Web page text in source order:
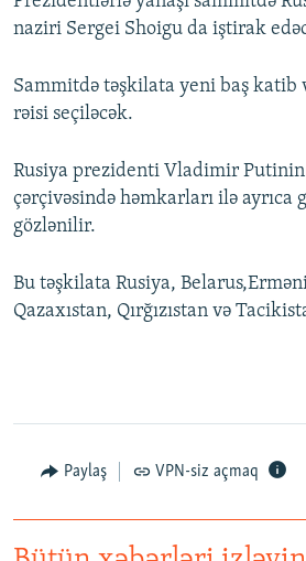
naziri Sergei Shoigu da iştirak
Sammitdə təşkilata yeni baş katib
rəisi seçiləcək.
Rusiya prezidenti Vladimir
çərçivəsində həmkarları ilə ayrıca
gözlənilir.
Bu təşkilata Rusiya,
Qazaxıstan, Qırğızıstan və
Paylaş VPN-siz açmaq